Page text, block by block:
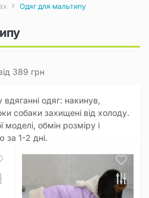
Одяг для мальтипу
389 грн
одяг: накинув,
собаки захищені від холоду.
моделі, обмін розміру і
1-2 дні.